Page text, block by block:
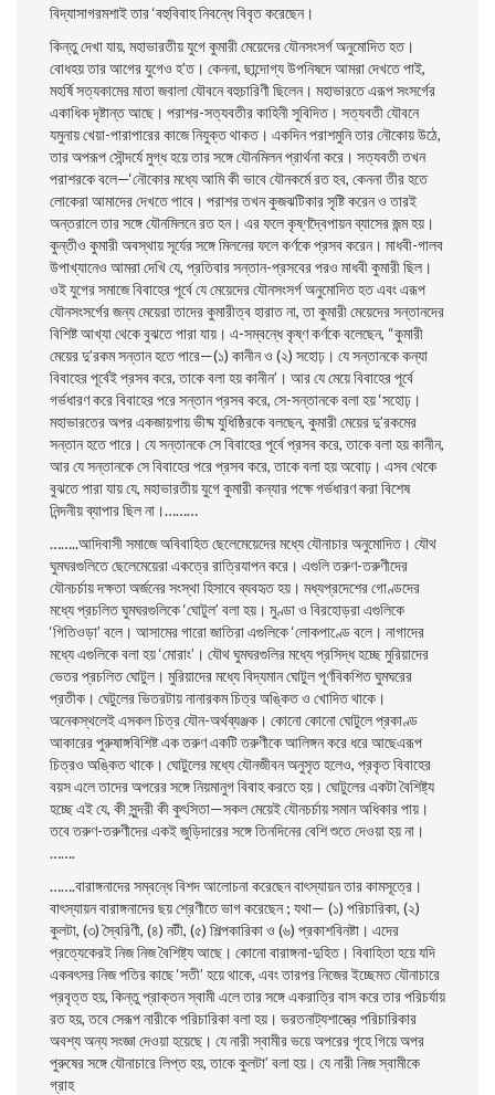
বিদ্যাসাগরমশাই তার ‘বহুবিবাহ নিবন্ধে বিবৃত করেছেন।
কিন্তু দেখা যায়, মহাভারতীয় যুগে কুমারী মেয়েদের যৌনসংসর্গ অনুমােদিত হত।
বােধহয় তার আগের যুগেও হ’ত। কেননা, ছান্দোগ্য উপনিষদে আমরা দেখতে পাই,
মহর্ষি সত্যকামের মাতা জবালা যৌবনে বহুচারিণী ছিলেন। মহাভারতে এরূপ সংসর্গের
একাধিক দৃষ্টান্ত আছে। পরাশর-সত্যবতীর কাহিনী সুবিদিত। সত্যবতী যৌবনে
যমুনায় খেয়া-পারাপারের কাজে নিযুক্ত থাকত। একদিন পরাশমুনি তার নৌকোয় উঠে,
তার অপরূপ সৌন্দর্যে মুগ্ধ হয়ে তার সঙ্গে যৌনমিলন প্রার্থনা করে। সত্যবতী তখন
পরাশরকে বলে—‘নৌকোর মধ্যে আমি কী ভাবে যৌনকর্মে রত হব, কেননা তীর হতে
লােকেরা আমাদের দেখতে পাবে। পরাশর তখন কুজঝটিকার সৃষ্টি করেন ও তারই
অন্তরালে তার সঙ্গে যৌনমিলনে রত হন। এর ফলে কৃষ্ণদ্বৈপায়ন ব্যাসের জন্ম হয়।
কুন্তীও কুমারী অবস্থায় সূর্যের সঙ্গে মিলনের ফলে কর্ণকে প্রসব করেন। মাধবী-গালব
উপাখ্যানেও আমরা দেখি যে, প্রতিবার সন্তান-প্রসবের পরও মাধবী কুমারী ছিল।
ওই যুগের সমাজে বিবাহের পূর্বে যে মেয়েদের যৌনসংসর্গ অনুমােদিত হত এবং এরূপ
যৌনসংসর্গের জন্য মেয়েরা তাদের কুমারীত্ব হারাত না, তা কুমারী মেয়েদের সন্তানদের
বিশিষ্ট আখ্যা থেকে বুঝতে পারা যায়। এ-সম্বন্ধে কৃষ্ণ কর্ণকে বলেছেন, “কুমারী
মেয়ের দু’রকম সন্তান হতে পারে—(১) কানীন ও (২) সহােঢ়। যে সন্তানকে কন্যা
বিবাহের পূর্বেই প্রসব করে, তাকে বলা হয় কানীন’। আর যে মেয়ে বিবাহের পূর্বে
গর্ভধারণ করে বিবাহের পরে সন্তান প্রসব করে, সে-সন্তানকে বলা হয় ‘সহােঢ়।
মহাভারতের অপর একজায়গায় ভীষ্ম যুধিষ্ঠিরকে বলছেন, কুমারী মেয়ের দু’রকমের
সন্তান হতে পারে। যে সন্তানকে সে বিবাহের পূর্বে প্রসব করে, তাকে বলা হয় কানীন,
আর যে সন্তানকে সে বিবাহের পরে প্রসব করে, তাকে বলা হয় অবােঢ়। এসব থেকে
বুঝতে পারা যায় যে, মহাভারতীয় যুগে কুমারী কন্যার পক্ষে গর্ভধারণ করা বিশেষ
নিন্দনীয় ব্যাপার ছিল না।………
……..আদিবাসী সমাজে অবিবাহিত ছেলেমেয়েদের মধ্যে যৌনাচার অনুমােদিত। যৌথ
ঘুমঘরগুলিতে ছেলেমেয়েরা একত্রে রাত্রিযাপন করে। এগুলি তরুণ-তরুণীদের
যৌনচর্চায় দক্ষতা অর্জনের সংস্থা হিসাবে ব্যবহৃত হয়। মধ্যপ্রদেশের গােণ্ডদের
মধ্যে প্রচলিত ঘুমঘরগুলিকে ‘ঘােটুল’ বলা হয়। মুণ্ডা ও বিরহােড়রা এগুলিকে
‘গিতিওড়া’ বলে। আসামের গারাে জাতিরা এগুলিকে ‘লােকপাণ্ডে বলে। নাগাদের
মধ্যে এগুলিকে বলা হয় ‘মােরাং’। যৌথ ঘুমঘরগুলির মধ্যে প্রসিদ্ধ হচ্ছে মুরিয়াদের
ভেতর প্রচলিত ঘােটুল। মুরিয়াদের মধ্যে বিদ্যমান ঘােটুল পূর্ণবিকশিত ঘুমঘরের
প্রতীক। ঘেটুলের ভিতরটায় নানারকম চিত্র অঙ্কিত ও খােদিত থাকে।
অনেকস্থলেই এসকল চিত্র যৌন-অর্থব্যঞ্জক। কোনাে কোনাে ঘােটুলে প্রকাণ্ড
আকারের পুরুষাঙ্গবিশিষ্ট এক তরুণ একটি তরুণীকে আলিঙ্গন করে ধরে আছেএরূপ
চিত্রও অঙ্কিত থাকে। ঘােটুলের মধ্যে যৌনজীবন অনুসৃত হলেও, প্রকৃত বিবাহের
বয়স এলে তাদের অপরের সঙ্গে নিয়মানুগ বিবাহ করতে হয়। ঘােটুলের একটা বৈশিষ্ট্য
হচ্ছে এই যে, কী সুন্দরী কী কুৎসিতা—সকল মেয়েই যৌনচর্চায় সমান অধিকার পায়।
তবে তরুণ-তরুণীদের একই জুড়িদারের সঙ্গে তিনদিনের বেশি শুতে দেওয়া হয় না।
…….
…….বারাঙ্গনাদের সম্বন্ধে বিশদ আলােচনা করেছেন বাৎস্যায়ন তার কামসূত্রে।
বাৎস্যায়ন বারাঙ্গনাদের ছয় শ্রেণীতে ভাগ করেছেন ; যথা— (১) পরিচারিকা, (২)
কুলটা, (৩) স্বৈরিণী, (৪) নটী, (৫) শিল্পকারিকা ও (৬) প্রকাশবিনষ্টা। এদের
প্রত্যেকেরই নিজ নিজ বৈশিষ্ট্য আছে। কোনাে বারাঙ্গনা-দুহিত। বিবাহিতা হয়ে যদি
একবৎসর নিজ পতির কাছে ‘সতী’ হয়ে থাকে, এবং তারপর নিজের ইচ্ছেমত যৌনাচারে
প্রবৃত্ত হয়, কিন্তু প্রাক্তন স্বামী এলে তার সঙ্গে একরাত্রি বাস করে তার পরিচর্যায়
রত হয়, তবে সেরূপ নারীকে পরিচারিকা বলা হয়। ভরতনাট্যশাস্ত্রে পরিচারিকার
অবশ্য অন্য সংজ্ঞা দেওয়া হয়েছে। যে নারী স্বামীর ভয়ে অপরের গৃহে গিয়ে অপর
পুরুষের সঙ্গে যৌনাচারে লিপ্ত হয়, তাকে কুলটা’ বলা হয়। যে নারী নিজ স্বামীকে
গ্রাহ